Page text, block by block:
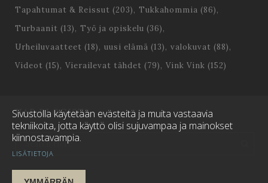
Tapahtumat & Reissut (203) Tukkahommia (86)
Turbaanit (13) Työ ja opiskelu (36)
Urheiluvaatteet (18) uusi elämä (13) valokuvat (88)
Videot (15) Vierailevat tähdet (79) Vink Vink (152)
HAE BLOGISTA
LISÄTIETOJA
Sivustolla käytetään evästeitä ja muita vastaavia
tekniikoita, jotta käyttö olisi sujuvampaa ja mainokset
kiinnostavampia.